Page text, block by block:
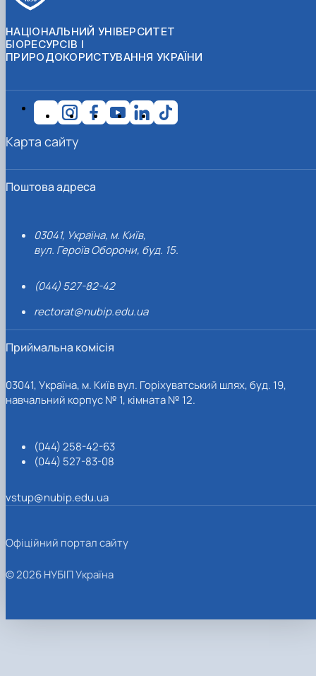
НАЦІОНАЛЬНИЙ УНІВЕРСИТЕТ
БІОРЕСУРСІВ І
ПРИРОДОКОРИСТУВАННЯ УКРАЇНИ
Поштова адреса
03041, Україна, м. Київ,
вул. Героїв Оборони, буд. 15.
(044) 527-82-42
rectorat@nubip.edu.ua
Приймальна комісія
03041, Україна, м. Київ вул. Горіхуватський шлях, буд. 19,
навчальний корпус № 1, кімната № 12.
(044) 258-42-63
(044) 527-83-08
vstup@nubip.edu.ua
Карта сайту
Офіційний портал сайту
© 2026 НУБІП Україна